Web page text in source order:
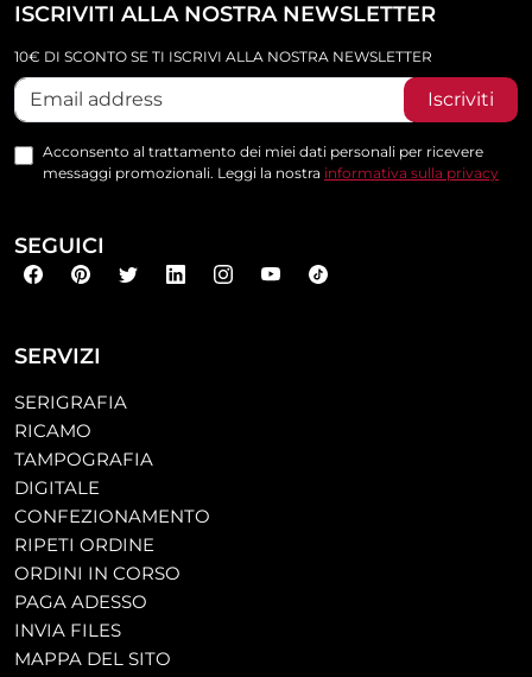
SERVIZI
SERIGRAFIA
RICAMO
TAMPOGRAFIA
DIGITALE
CONFEZIONAMENTO
RIPETI ORDINE
ORDINI IN CORSO
PAGA ADESSO
INVIA FILES
MAPPA DEL SITO
ISCRIVITI ALLA NOSTRA NEWSLETTER
10€ DI SCONTO SE TI ISCRIVI ALLA NOSTRA NEWSLETTER
Iscriviti
Acconsento al trattamento dei miei dati personali per ricevere
messaggi promozionali. Leggi la nostra informativa sulla privacy
SEGUICI